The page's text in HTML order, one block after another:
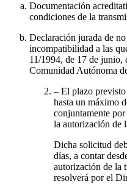
Documentación
condiciones de la
Declaración jurada de
incompatibilidad a las
11/1994, de 17 de junio,
Comunidad Autónoma
– El plazo previsto
hasta un máximo
conjuntamente
la autorización de
Dicha solicitud
días, a contar
autorización de la
resolverá por el